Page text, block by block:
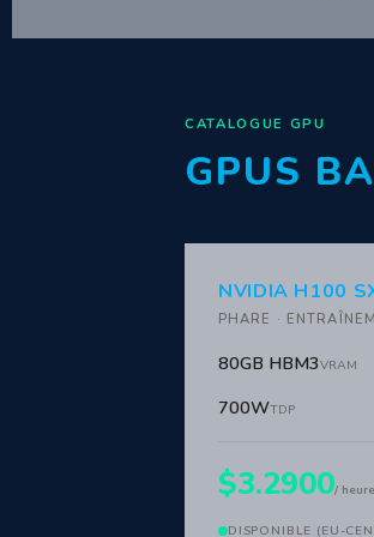
CATALOGUE GPU
GPUS
NVIDIA H100
PHARE ·
80GB HBM3VRAM
700WTDP
$3.2900/ heure
DISPONIBLE (EU-